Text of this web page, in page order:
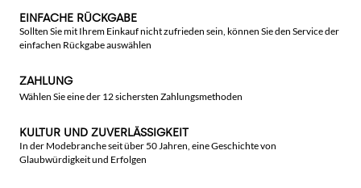
EINFACHE RÜCKGABE
Sollten Sie mit Ihrem Einkauf nicht zufrieden sein, können Sie den Service der
einfachen Rückgabe auswählen
ZAHLUNG
Wählen Sie eine der 12 sichersten Zahlungsmethoden
KULTUR UND ZUVERLÄSSIGKEIT
In der Modebranche seit über 50 Jahren, eine Geschichte von
Glaubwürdigkeit und Erfolgen